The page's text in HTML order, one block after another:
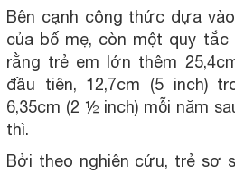
Bên cạnh công thức dựa
của bố mẹ, còn một quy
rằng trẻ em lớn thêm
đầu tiên, 12,7cm (5 inch)
6,35cm (2 ½ inch) mỗi năm
thì.
Bởi theo nghiên cứu, trẻ sơ